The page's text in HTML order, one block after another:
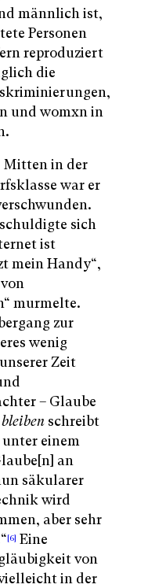
männlich ist,
Personen
reproduziert
die
und womxn in
Mitten in der
war er
sich
ist
mein Handy“,
murmelte.
zur
wenig
Zeit
– Glaube
schreibt
einem
an
säkularer
wird
aber sehr
[6] Eine
von
in der